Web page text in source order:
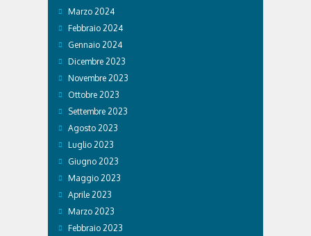
Marzo 2024
Febbraio 2024
Gennaio 2024
Dicembre 2023
Novembre 2023
Ottobre 2023
Settembre 2023
Agosto 2023
Luglio 2023
Giugno 2023
Maggio 2023
Aprile 2023
Marzo 2023
Febbraio 2023